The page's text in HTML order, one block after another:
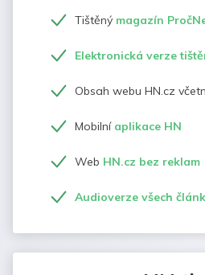
Tištěný magazín
Elektronická verze
Obsah webu HN.cz
Mobilní aplikace HN
Web HN.cz bez reklam
Audioverze všech